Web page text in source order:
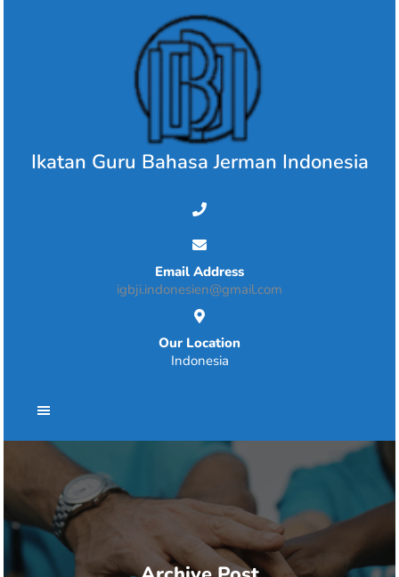
Ikatan Guru Bahasa Jerman Indonesia
Email Address
igbji.indonesien@gmail.com
Our Location
Indonesia